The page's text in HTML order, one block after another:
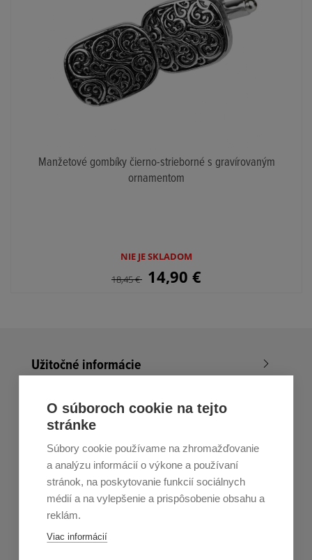
Manžetové gombíky čierno-strieborné s gravírovaným
ornamentom
NIE JE SKLADOM
18,45€ 14,90 €
Užitočné informácie
Nákup v All4Men.sk
Zákaznícky servis
Prihláste sa k odberu noviniek
Prihlásiť
osoby staršie ako 16 rokov!
O súboroch cookie na tejto
stránke
Súbory cookie používame na zhromažďovanie
a analýzu informácií o výkone a používaní
stránok, na poskytovanie funkcií sociálnych
médií a na vylepšenie a prispôsobenie obsahu a
reklám.
Viac informácií